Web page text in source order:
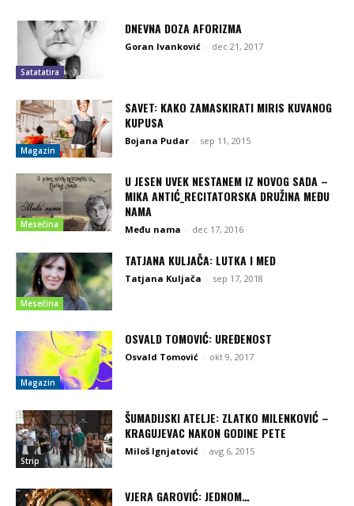
Satatatira
DNEVNA DOZA AFORIZMA
Goran Ivanković - dec 21, 2017
Magazin
SAVET: KAKO ZAMASKIRATI MIRIS KUVANOG
KUPUSA
Bojana Pudar - sep 11, 2015
Mesečina
U JESEN UVEK NESTANEM IZ NOVOG SADA –
MIKA ANTIĆ_RECITATORSKA DRUŽINA MEĐU
NAMA
Među nama - dec 17, 2016
Mesečina
TATJANA KULJAČA: LUTKA I MED
Tatjana Kuljača - sep 17, 2018
Magazin
OSVALD TOMOVIĆ: UREĐENOST
Osvald Tomović - okt 9, 2017
Strip
ŠUMADIJSKI ATELJE: ZLATKO MILENKOVIĆ –
KRAGUJEVAC NAKON GODINE PETE
Miloš Ignjatović - avg 6, 2015
VJERA GAROVIĆ: JEDNOM…